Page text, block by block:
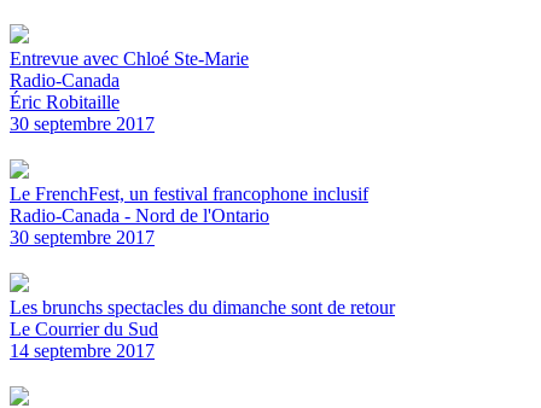
Entrevue avec Chloé Ste-Marie
Radio-Canada
Éric Robitaille
30 septembre 2017
Le FrenchFest, un festival francophone inclusif
Radio-Canada - Nord de l'Ontario
30 septembre 2017
Les brunchs spectacles du dimanche sont de retour
Le Courrier du Sud
14 septembre 2017